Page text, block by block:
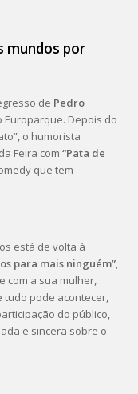
mundos por
de Pedro
Depois do
o humorista
Feira com“Pata de
que tem
está de volta à
para mais ninguém”,
com a sua mulher,
tudo pode acontecer,
do público,
e sincera sobre o